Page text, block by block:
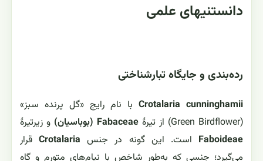
دانستنیهای علمی
رده‌بندی و جایگاه تبارشناختی
Crotalaria cunninghamiiبا نام رایج «گل پرنده سبز»
(Green Birdflower) از تیرهٔ
Fabaceae (بوباسیان)
و زیرتیرهٔ
Faboideae است. این گونه در جنس Crotalariaقرار
می‌گیرد؛ جنسی که به‌طور شاخص با نیام‌های متورم و گاه